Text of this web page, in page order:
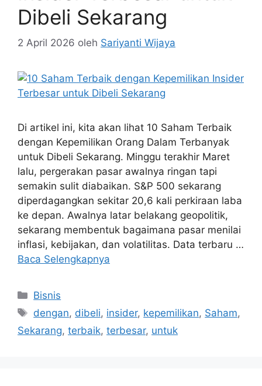
Dibeli Sekarang
2 April 2026 oleh Sariyanti Wijaya
Di artikel ini, kita akan lihat 10 Saham Terbaik
dengan Kepemilikan Orang Dalam Terbanyak
untuk Dibeli Sekarang. Minggu terakhir Maret
lalu, pergerakan pasar awalnya ringan tapi
semakin sulit diabaikan. S&P 500 sekarang
diperdagangkan sekitar 20,6 kali perkiraan laba
ke depan. Awalnya latar belakang geopolitik,
sekarang membentuk bagaimana pasar menilai
inflasi, kebijakan, dan volatilitas. Data terbaru …
Baca Selengkapnya
Kategori
Bisnis
Tag
dengan, dibeli, insider, kepemilikan, Saham,
Sekarang, terbaik, terbesar, untuk